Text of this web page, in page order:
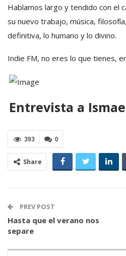
Hablamos largo y tendido con el
su nuevo trabajo, música,
definitiva, lo humano y lo divino.
Indie FM, no eres lo que tienes,
Entrevista a
0
393
Share
PREV POST
Hasta que el verano nos
separe